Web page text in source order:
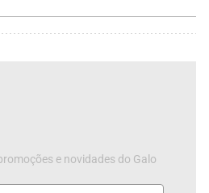
e novidades do Galo